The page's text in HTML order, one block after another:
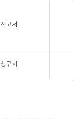
고서
구시